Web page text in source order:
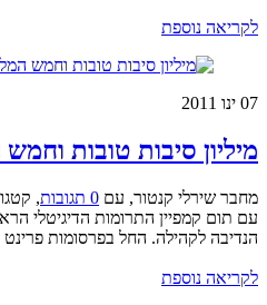
לקריאה נוספת
07 ינו 2011
מיליון סיבות טובות
מחבר שירלי קנטור, עם 0 תגובות ,
עם תום קמפיין התרומות הדיגיטלי
הנדיבה לקהילה. החל בפרסומות פרינט
לקריאה נוספת